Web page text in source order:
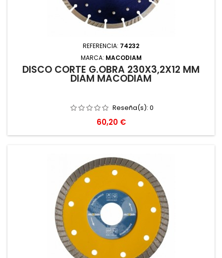
REFERENCIA: 74232
MARCA: MACODIAM
DISCO CORTE G.OBRA 230X3,2X12 MM
DIAM MACODIAM
Reseña(s): 0
Precio
60,20 €